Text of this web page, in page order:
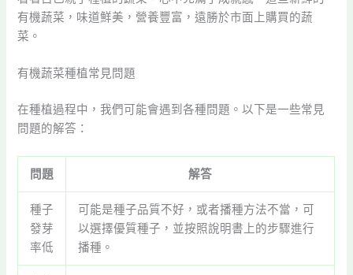
有機蔬菜，味道鮮美，營養豐富，遠勝於市面上購買的蔬
菜。
有機蔬菜種植常見問題
在種植過程中，我們可能會遇到各種問題。以下是一些常見
問題的解答：
問題 解答
種子
發芽
率低
可能是種子品質不好，或者播種方法不當，可
以選擇優質種子，並按照說明書上的步驟進行
播種。